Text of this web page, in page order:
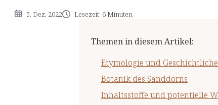
5. Dez. 2022 Lesezeit: 6 Minuten
Themen in diesem Artikel:
Etymologie und
Botanik des Sanddorns
Inhaltsstoffe und potentielle